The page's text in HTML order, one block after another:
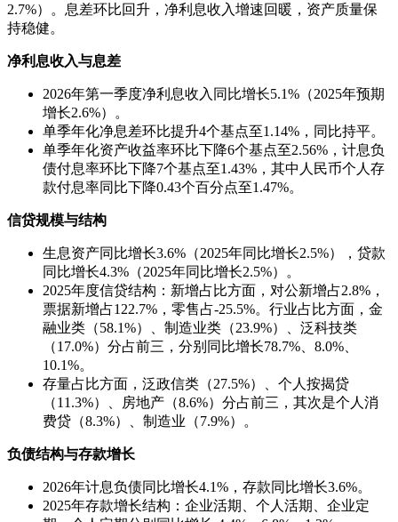
2.7%）。息差环比回升，净利息收入增速回暖，资产质量保
持稳健。
净利息收入与息差
2026年第一季度净利息收入同比增长5.1%（2025年预期
增长2.6%）。
单季年化净息差环比提升4个基点至1.14%，同比持平。
单季年化资产收益率环比下降6个基点至2.56%，计息负
债付息率环比下降7个基点至1.43%，其中人民币个人存
款付息率同比下降0.43个百分点至1.47%。
信贷规模与结构
生息资产同比增长3.6%（2025年同比增长2.5%），贷款
同比增长4.3%（2025年同比增长2.5%）。
2025年度信贷结构：新增占比方面，对公新增占2.8%，
票据新增占122.7%，零售占-25.5%。行业占比方面，金
融业类（58.1%）、制造业类（23.9%）、泛科技类
（17.0%）分占前三，分别同比增长78.7%、8.0%、
10.1%。
存量占比方面，泛政信类（27.5%）、个人按揭贷
（11.3%）、房地产（8.6%）分占前三，其次是个人消
费贷（8.3%）、制造业（7.9%）。
负债结构与存款增长
2026年计息负债同比增长4.1%，存款同比增长3.6%。
2025年存款增长结构：企业活期、个人活期、企业定